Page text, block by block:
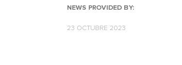
NEWS PROVIDED BY:
23 OCTUBRE 2023